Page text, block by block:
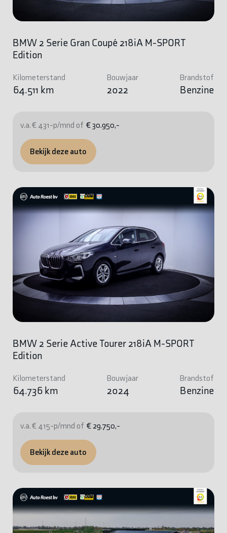
BMW 2 Serie Gran Coupé 218iA M-SPORT
Edition
Kilometerstand
64.511 km
Bouwjaar
2022
Brandstof
Benzine
v.a. € 431-p/mnd of € 30.950,-
Bekijk deze auto
BMW 2 Serie Active Tourer 218iA M-SPORT
Edition
Kilometerstand
64.736 km
Bouwjaar
2024
Brandstof
Benzine
v.a. € 415-p/mnd of € 29.750,-
Bekijk deze auto